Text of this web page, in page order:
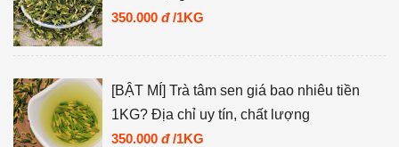
350.000 đ /1KG
[BẬT MÍ] Trà tâm sen giá bao nhiêu tiền
1KG? Địa chỉ uy tín, chất lượng
350.000 đ /1KG